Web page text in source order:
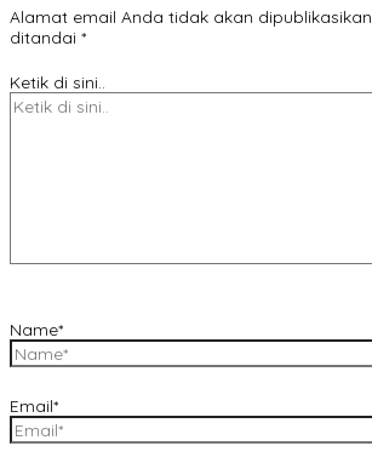
Alamat email Anda tidak akan dipublikasikan.
ditandai *
Ketik di sini..
Name*
Email*